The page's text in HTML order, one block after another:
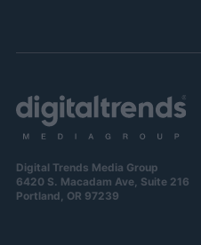
Digital Trends Media Group
6420 S. Macadam Ave, Suite 216
Portland, OR 97239